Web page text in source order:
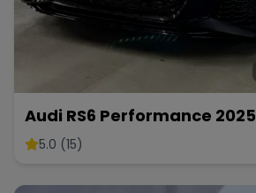
Audi RS6 Performance 2025
5.0 (15)